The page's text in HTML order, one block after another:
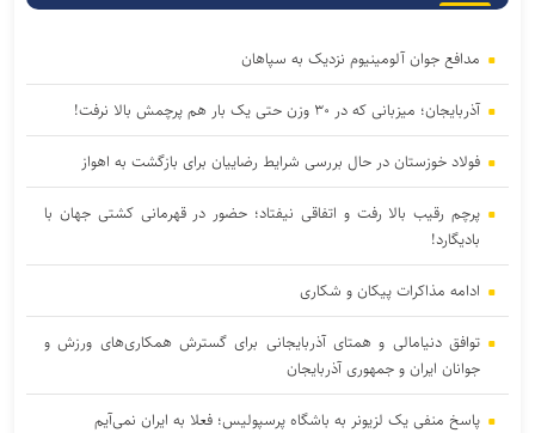
مدافع جوان آلومینیوم نزدیک به سپاهان
آذربایجان؛ میزبانی که در ۳۰ وزن حتی یک بار هم پرچمش بالا نرفت!
فولاد خوزستان در حال بررسی شرایط رضاییان برای بازگشت به اهواز
پرچم رقیب بالا رفت و اتفاقی نیفتاد؛ حضور در قهرمانی کشتی جهان با
بادیگارد!
ادامه مذاکرات پیکان و شکاری
توافق دنیامالی و همتای آذربایجانی برای گسترش همکاری‌های ورزش و
جوانان ایران و جمهوری آذربایجان
پاسخ منفی یک لزیونر به باشگاه پرسپولیس؛ فعلا به ایران نمی‌آیم